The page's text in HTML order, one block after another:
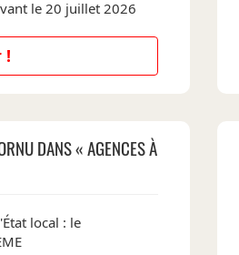
le 20 juillet 2026
!
DANS « AGENCES À
local : le